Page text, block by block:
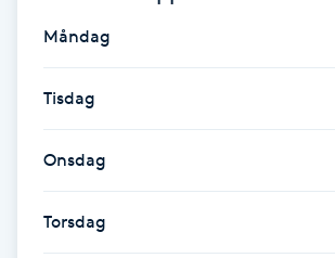
Gellack med förstärkning
Gravidmassage
Gravidyoga
Gruppträning
Måndag
Tisdag
Onsdag
Torsdag